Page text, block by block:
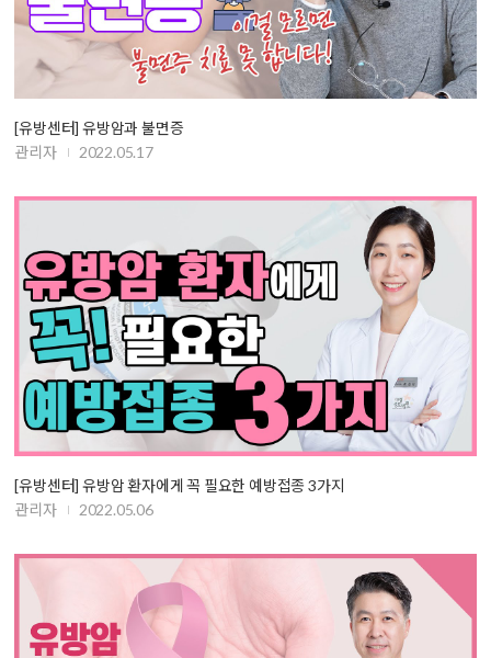
[유방센터] 유방암과 불면증
관리자
2022.05.17
[유방센터] 유방암 환자에게 꼭 필요한 예방접종 3가지
관리자
2022.05.06